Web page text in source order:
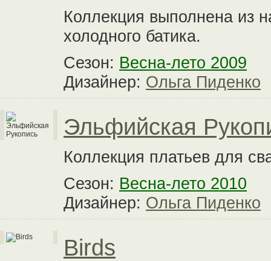
Коллекция выполнена из
холодного батика.
Сезон: Весна-лето 2009
Дизайнер: Ольга Пиденко
Эльфийская
Коллекция платьев для
Сезон: Весна-лето 2010
Дизайнер: Ольга Пиденко
Birds